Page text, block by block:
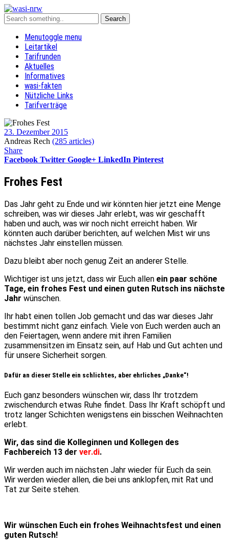
Menutoggle menu
Leitartikel
Tarifrunden
Aktuelles
Informatives
wasi-fakten
Nützliche Links
Tarifverträge
23. Dezember 2015
Andreas Rech (285 articles)
Share
Facebook Twitter Google+ LinkedIn Pinterest
Frohes Fest
Das Jahr geht zu Ende und wir könnten hier jetzt eine Menge
schreiben, was wir dieses Jahr erlebt, was wir geschafft
haben und auch, was wir noch nicht erreicht haben. Wir
könnten auch darüber berichten, auf welchen Mist wir uns
nächstes Jahr einstellen müssen.
Dazu bleibt aber noch genug Zeit an anderer Stelle.
Wichtiger ist uns jetzt, dass wir Euch allen ein paar schöne
Tage, ein frohes Fest und einen guten Rutsch ins nächste
Jahr wünschen.
Ihr habt einen tollen Job gemacht und das war dieses Jahr
bestimmt nicht ganz einfach. Viele von Euch werden auch an
den Feiertagen, wenn andere mit ihren Familien
zusammensitzen im Einsatz sein, auf Hab und Gut achten und
für unsere Sicherheit sorgen.
Dafür an dieser Stelle ein schlichtes, aber ehrliches „Danke“!
Euch ganz besonders wünschen wir, dass Ihr trotzdem
zwischendurch etwas Ruhe findet. Dass Ihr Kraft schöpft und
trotz langer Schichten wenigstens ein bisschen Weihnachten
erlebt.
Wir, das sind die Kolleginnen und Kollegen des
Fachbereich 13 der ver.di.
Wir werden auch im nächsten Jahr wieder für Euch da sein.
Wir werden wieder allen, die bei uns anklopfen, mit Rat und
Tat zur Seite stehen.
Wir wünschen Euch ein frohes Weihnachtsfest und einen
guten Rutsch!